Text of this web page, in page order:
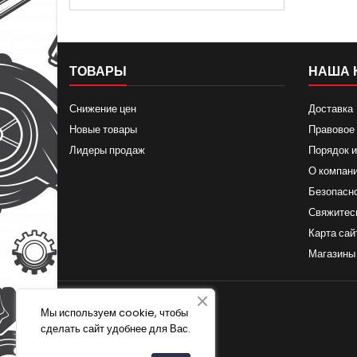
ТОВАРЫ
Снижение цен
Новые товары
Лидеры продаж
НАША
Доставка
Порядок
О
Карта
Магазины
Мы используем cookie, чтобы
сделать сайт удобнее для Вас.